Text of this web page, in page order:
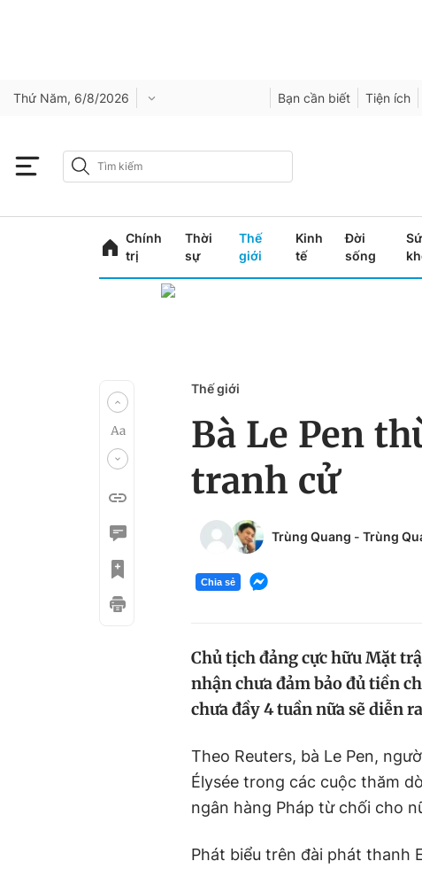
Thứ Năm, 6/8/2026 Bạn cần biết Tiện ích
Chính
trị
Thời
sự
Thế
giới
Kinh
tế
Đời
sống
Thế giới
Bà Le Pen
tranh cử
Trùng Quang - Trùng
Chia sẻ
Chủ tịch đảng cực hữu Mặt
nhận chưa đảm bảo đủ tiền
chưa đầy 4 tuần nữa sẽ diễn
Theo Reuters, bà Le Pen,
Élysée trong các cuộc thăm
ngân hàng Pháp từ chối cho
Phát biểu trên đài phát thanh